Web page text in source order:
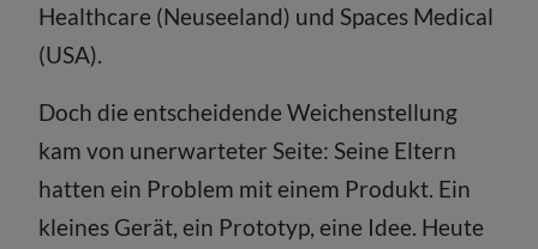
Healthcare (Neuseeland) und Spaces Medical
(USA).
Doch die entscheidende Weichenstellung
kam von unerwarteter Seite: Seine Eltern
hatten ein Problem mit einem Produkt. Ein
kleines Gerät, ein Prototyp, eine Idee. Heute